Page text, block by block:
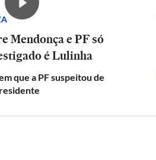
Mendonça e PF só
é Lulinha
que a PF suspeitou de